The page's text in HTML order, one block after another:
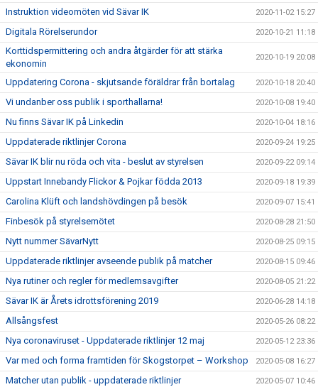
Instruktion videomöten vid Sävar IK 2020-11-02 15:27
Digitala Rörelserundor 2020-10-21 11:18
Korttidspermittering och andra åtgärder för att stärka
ekonomin
2020-10-19 20:08
Uppdatering Corona - skjutsande föräldrar från bortalag 2020-10-18 20:40
Vi undanber oss publik i sporthallarna! 2020-10-08 19:40
Nu finns Sävar IK på Linkedin 2020-10-04 18:16
Uppdaterade riktlinjer Corona 2020-09-24 19:25
Sävar IK blir nu röda och vita - beslut av styrelsen 2020-09-22 09:14
Uppstart Innebandy Flickor & Pojkar födda 2013 2020-09-18 19:39
Carolina Klüft och landshövdingen på besök 2020-09-07 15:41
Finbesök på styrelsemötet 2020-08-28 21:50
Nytt nummer SävarNytt 2020-08-25 09:15
Uppdaterade riktlinjer avseende publik på matcher 2020-08-15 09:46
Nya rutiner och regler för medlemsavgifter 2020-08-05 21:22
Sävar IK är Årets idrottsförening 2019 2020-06-28 14:18
Allsångsfest 2020-05-26 08:22
Nya coronaviruset - Uppdaterade riktlinjer 12 maj 2020-05-12 23:36
Var med och forma framtiden för Skogstorpet – Workshop 2020-05-08 16:27
Matcher utan publik - uppdaterade riktlinjer 2020-05-07 10:46